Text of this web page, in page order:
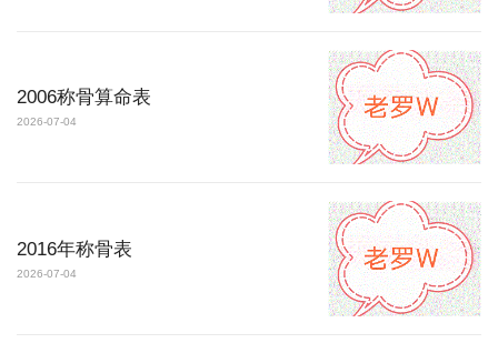
2006称骨算命表
2026-07-04
2016年称骨表
2026-07-04